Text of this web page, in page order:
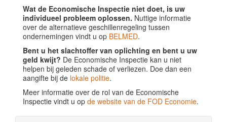
Wat de Economische Inspectie niet doet, is uw
individueel probleem oplossen. Nuttige informatie
over de alternatieve geschillenregeling tussen
ondernemingen vindt u op BELMED.
Bent u het slachtoffer van oplichting en bent u uw
geld kwijt? De Economische Inspectie kan u niet
helpen bij geleden schade of verliezen. Doe dan een
aangifte bij de lokale politie.
Meer informatie over de rol van de Economische
Inspectie vindt u op de website van de FOD Economie.